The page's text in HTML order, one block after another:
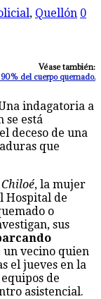
, Quellón 0
Véase también:
del cuerpo quemado.
indagatoria a
se está
deceso de una
que
, la mujer
Hospital de
o
sus
un vecino quien
el jueves en la
de
asistencial.